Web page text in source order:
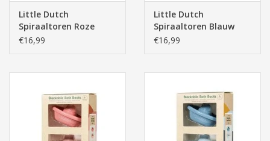
Little Dutch
Spiraaltoren Roze
€16,99
Little Dutch
Spiraaltoren Blauw
€16,99